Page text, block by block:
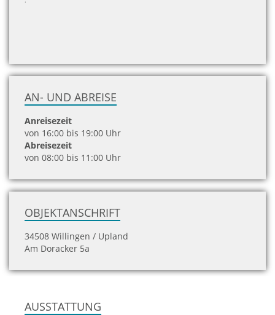
AN- UND ABREISE
Anreisezeit
von 16:00 bis 19:00 Uhr
Abreisezeit
von 08:00 bis 11:00 Uhr
OBJEKTANSCHRIFT
34508 Willingen / Upland
Am Doracker 5a
AUSSTATTUNG